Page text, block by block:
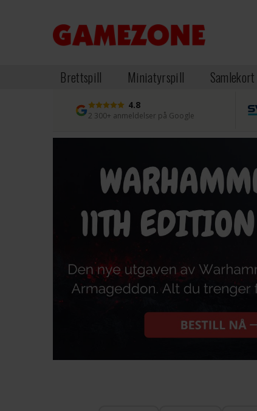
Brettspill Miniatyrspill Samlekort
4.8
2 300+ anmeldelser på Google